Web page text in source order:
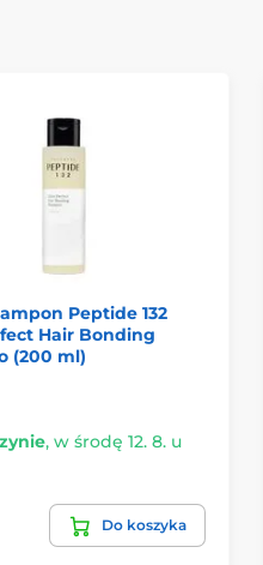
Peptide 132
Hair Bonding
(200 ml)
, w środę 12. 8. u
Do koszyka